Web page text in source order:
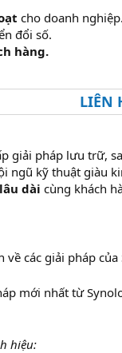
cho doanh nghiệp.
đổi số.
hàng.
LIÊN
giải pháp lưu trữ,
ngũ kỹ thuật giàu
dài cùng khách
về các giải pháp
mới nhất từ
hiệu: